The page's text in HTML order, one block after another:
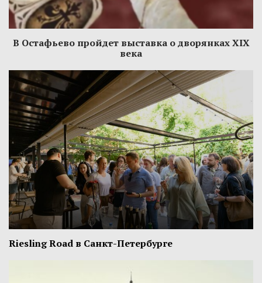
В Остафьево пройдет выставка о дворянках XIX
века
Riesling Road в Санкт-Петербурге